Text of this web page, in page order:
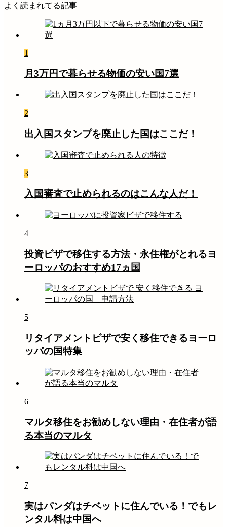
よく読まれてる記事
1
月3万円で暮らせる物価の安い国7選
2
出入国スタンプを廃止した国はここだ！
3
入国審査で止められるのはこんな人だ！
4
投資ビザで移住する方法・永住権がとれるヨ
ーロッパのおすすめ17ヵ国
5
リタイアメントビザで安く移住できるヨーロ
ッパの国特集
6
マルタ移住をお勧めしない理由・在住者が語
る本当のマルタ
7
実はパンダはチベットに住んでいる！でもレ
ンタル料は中国へ